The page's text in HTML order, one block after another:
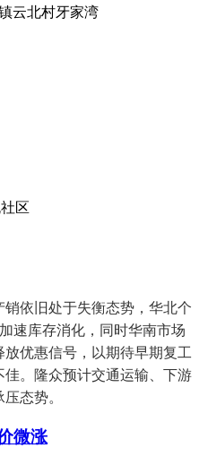
云北村牙家湾
区
依旧处于失衡态势，华北个
速库存消化，同时华南市场
优惠信号，以期待早期复工
。隆众预计交通运输、下游
态势。
微涨